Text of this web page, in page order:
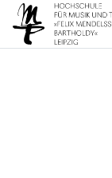
Zum Hauptinhalt